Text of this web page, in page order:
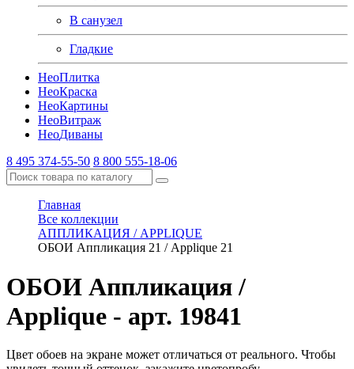
В санузел
Гладкие
НеоПлитка
НеоКраска
НеоКартины
НеоВитраж
НеоДиваны
8 495 374-55-50 8 800 555-18-06
Главная
Все коллекции
АППЛИКАЦИЯ / APPLIQUE
ОБОИ Аппликация 21 / Applique 21
ОБОИ Аппликация /
Applique - арт. 19841
Цвет обоев на экране может отличаться от реального. Чтобы